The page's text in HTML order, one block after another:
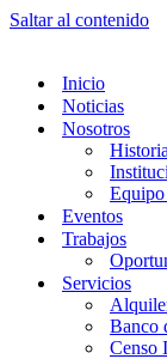
Saltar al contenido
Inicio
Noticias
Nosotros
Historia
Eventos
Trabajos
Servicios
Banco
Censo